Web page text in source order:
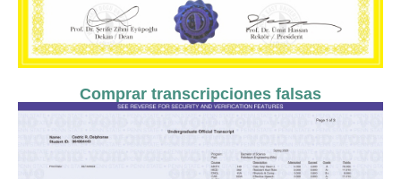
Comprar transcripciones falsas